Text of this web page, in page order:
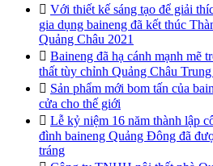
 Với thiết kế sáng tạo để giải
gia dụng baineng đã kết thúc
Quảng Châu 2021
 Baineng đã hạ cánh mạnh mẽ
thất tùy chỉnh Quảng Châu
 Sản phẩm mới bom tấn của
cửa cho thế giới
 Lễ kỷ niệm 16 năm thành lập
đình baineng Quảng Đông đã
tráng